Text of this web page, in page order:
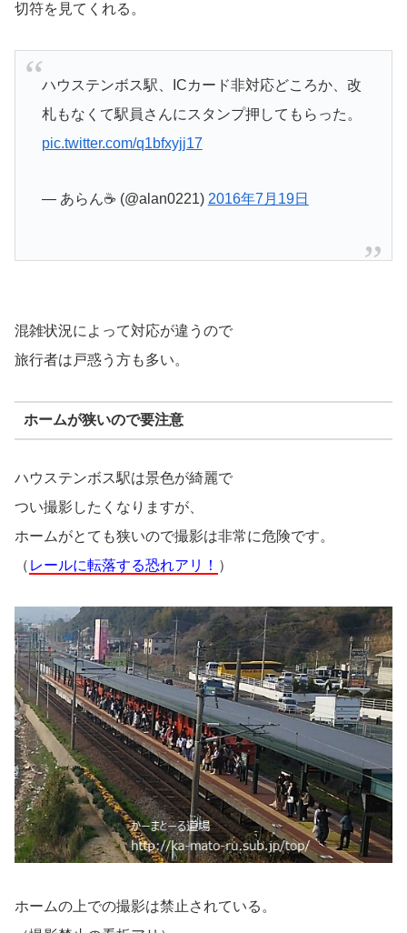
切符を見てくれる。
ハウステンボス駅、ICカード非対応どころか、改
札もなくて駅員さんにスタンプ押してもらった。
pic.twitter.com/q1bfxyjj17
— あらん☕ (@alan0221) 2016年7月19日
混雑状況によって対応が違うので
旅行者は戸惑う方も多い。
ホームが狭いので要注意
ハウステンボス駅は景色が綺麗で
つい撮影したくなりますが、
ホームがとても狭いので撮影は非常に危険です。
（ レールに転落する恐れアリ！ ）
ホームの上での撮影は禁止されている。